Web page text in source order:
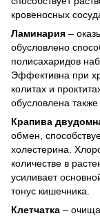
кровеносных
Ламинария –
обусловлено
полисахаридов
Эффективна при
колитах и
обусловлена
Крапива
обмен,
холестерина.
количестве в
усиливает
тонус кишечника.
Клетчатка –